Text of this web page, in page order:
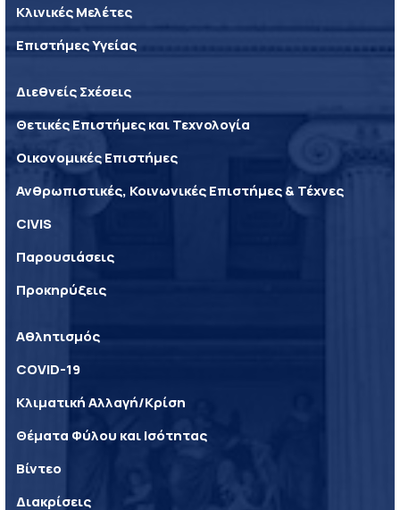
Κλινικές Μελέτες
Επιστήμες Υγείας
Διεθνείς Σχέσεις
Θετικές Επιστήμες και Τεχνολογία
Οικονομικές Επιστήμες
Ανθρωπιστικές, Κοινωνικές Επιστήμες & Τέχνες
CIVIS
Παρουσιάσεις
Προκηρύξεις
Αθλητισμός
COVID-19
Κλιματική Αλλαγή/Κρίση
Θέματα Φύλου και Ισότητας
Βίντεο
Διακρίσεις